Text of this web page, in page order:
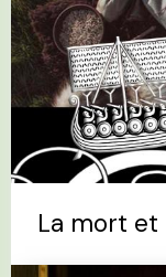
La mort et